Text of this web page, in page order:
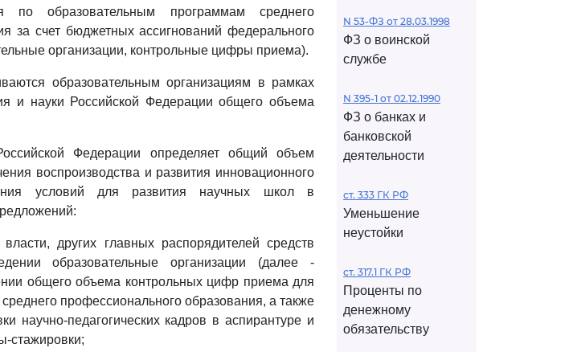
по образовательным программам среднего
за счет бюджетных ассигнований федерального
организации, контрольные цифры приема).
образовательным организациям в рамках
и науки Российской Федерации общего объема
Федерации определяет общий объем
воспроизводства и развития инновационного
условий для развития научных школ в
других главных распорядителей средств
образовательные организации (далее -
общего объема контрольных цифр приема для
профессионального образования, а также
научно-педагогических кадров в аспирантуре и
стажировки;
N 53-ФЗ от 28.03.1998
ФЗ о воинской
службе
N 395-1 от 02.12.1990
ФЗ о банках и
банковской
деятельности
ст. 333 ГК РФ
Уменьшение
неустойки
ст. 317.1 ГК РФ
Проценты по
денежному
обязательству